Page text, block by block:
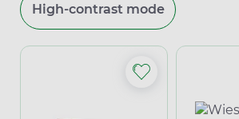
High-contrast mode